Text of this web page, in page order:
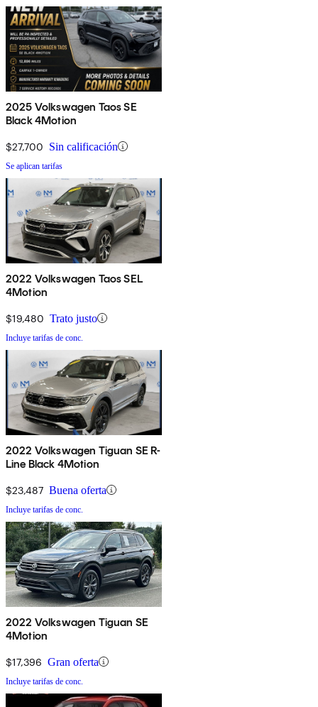
2025 Volkswagen Taos SE
Black 4Motion
$27,700 Sin calificación
Se aplican tarifas
2022 Volkswagen Taos SEL
4Motion
$19,480 Trato justo
Incluye tarifas de conc.
2022 Volkswagen Tiguan SE R-
Line Black 4Motion
$23,487 Buena oferta
Incluye tarifas de conc.
2022 Volkswagen Tiguan SE
4Motion
$17,396 Gran oferta
Incluye tarifas de conc.